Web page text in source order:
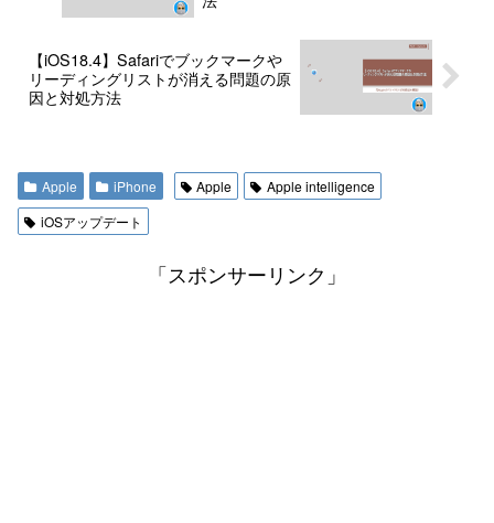
【iOS18.4】Safariでブックマークや
リーディングリストが消える問題の原
因と対処方法
Apple iPhone Apple
Apple intelligence
iOSアップデート
「スポンサーリンク」